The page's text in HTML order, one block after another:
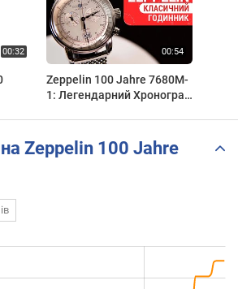
Zeppelin 100 Jahre 7680M-
1: Легендарний Хронограф
Zeppelin 100 Jahre